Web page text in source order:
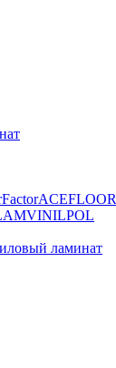
ACEFLOOR
VINILPOL
ламинат